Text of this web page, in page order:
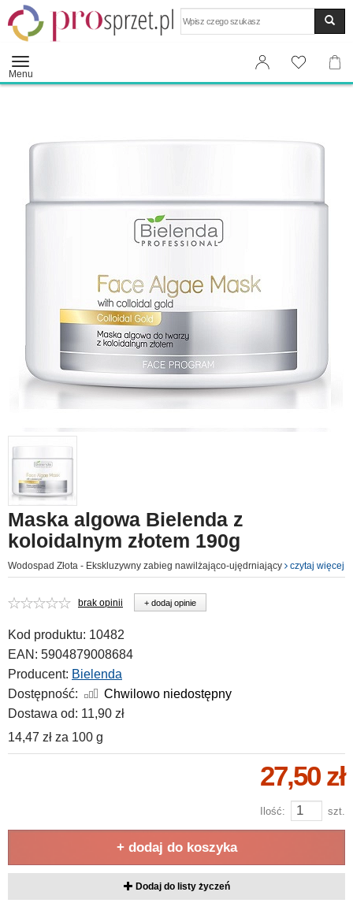
Menu
Maska algowa Bielenda z
koloidalnym złotem 190g
Wodospad Złota - Ekskluzywny zabieg nawilżająco-ujędrniający czytaj więcej
brak opinii + dodaj opinie
Kod produktu: 10482
EAN: 5904879008684
Producent: Bielenda
Dostępność:
Chwilowo niedostępny
Dostawa od: 11,90 zł
14,47 zł za 100 g
27,50 zł
Ilość: szt.
+ dodaj do koszyka
Dodaj do listy życzeń